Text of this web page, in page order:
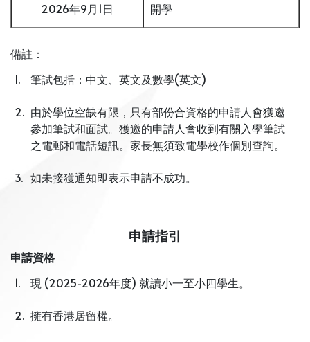
2026年9月1日 開學
備註：
1.
筆試包括：中文、英文及數學(英文)
2. 由於學位空缺有限，只有部份合資格的申請人會獲邀
參加筆試和面試。獲邀的申請人會收到有關入學筆試
之電郵和電話短訊。家長無須致電學校作個別查詢。
3. 如未接獲通知即表示申請不成功。
申請指引
申請資格
1.
現 (2025-2026年度) 就讀小一至小四學生。
2. 擁有香港居留權。